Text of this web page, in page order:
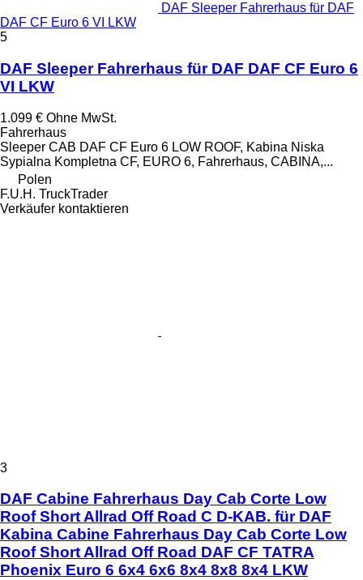
DAF Sleeper Fahrerhaus für DAF
DAF CF Euro 6 VI LKW
5
DAF Sleeper Fahrerhaus für DAF DAF CF Euro 6
VI LKW
1.099 € Ohne MwSt.
Fahrerhaus
Sleeper CAB DAF CF Euro 6 LOW ROOF, Kabina Niska
Sypialna Kompletna CF, EURO 6, Fahrerhaus, CABINA,...
Polen
F.U.H. TruckTrader
Verkäufer kontaktieren
3
DAF Cabine Fahrerhaus Day Cab Corte Low
Roof Short Allrad Off Road C D-KAB. für DAF
Kabina Cabine Fahrerhaus Day Cab Corte Low
Roof Short Allrad Off Road DAF CF TATRA
Phoenix Euro 6 6x4 6x6 8x4 8x8 8x4 LKW